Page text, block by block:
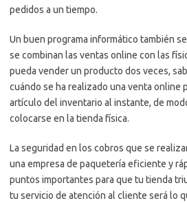
pedidos a un tiempo.
Un buen programa informático también
se combinan las ventas online con las
pueda vender un producto dos veces,
cuándo se ha realizado una venta online
artículo del inventario al instante, de
colocarse en la tienda física.
La seguridad en los cobros que se
una empresa de paquetería eficiente y
puntos importantes para que tu tienda
tu servicio de atención al cliente será lo